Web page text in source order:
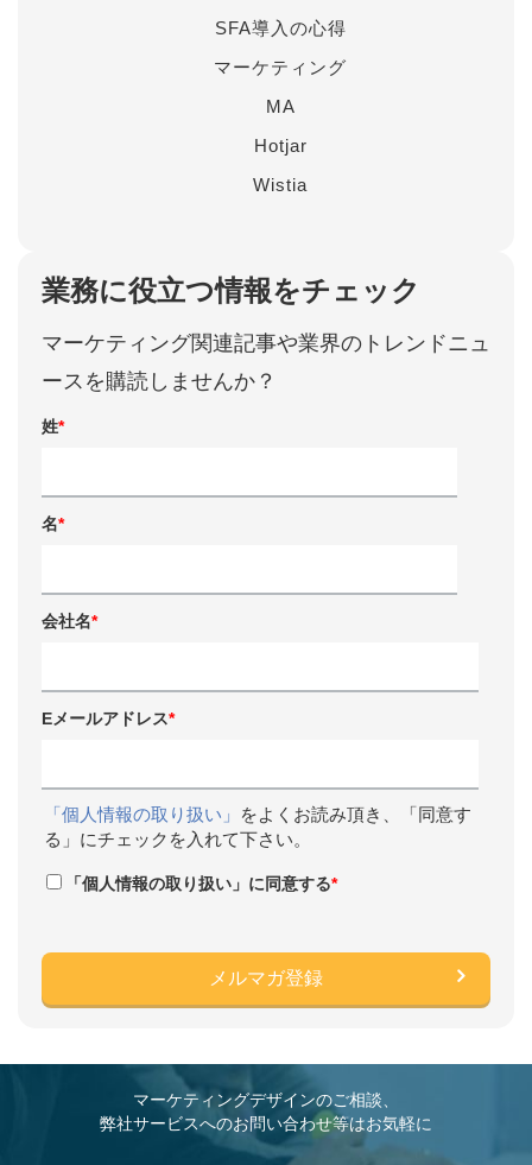
SFA導入の心得
マーケティング
MA
Hotjar
Wistia
業務に役立つ情報をチェック
マーケティング関連記事や業界のトレンドニュ
ースを購読しませんか？
姓*
名*
会社名*
Eメールアドレス*
「個人情報の取り扱い」
をよくお読み頂き、「同意す
る」にチェックを入れて下さい。
「個人情報の取り扱い」に同意する*
マーケティングデザインのご相談、
弊社サービスへのお問い合わせ等はお気軽に